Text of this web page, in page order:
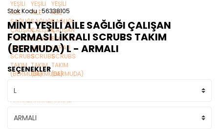
Stok Kodu 56338105
MİNT YEŞİLİ AİLE SAĞLIĞI ÇALIŞAN
FORMASI LİKRALI SCRUBS TAKIM
(BERMUDA) L - ARMALI
SEÇENEKLER